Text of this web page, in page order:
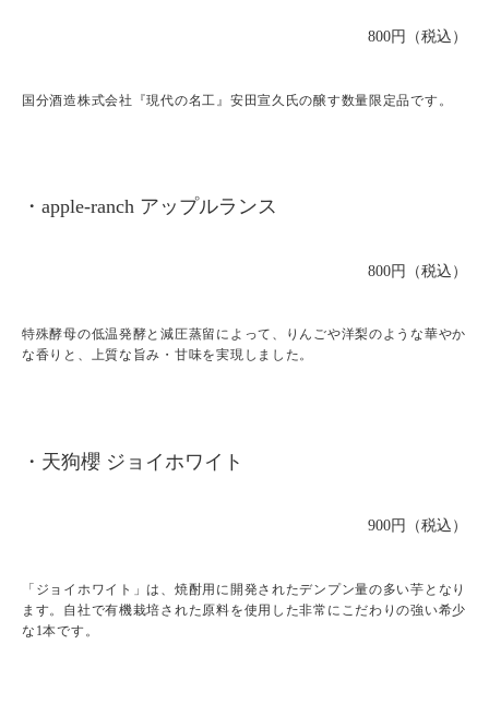
800円（税込）
国分酒造株式会社『現代の名工』安田宣久氏の醸す数量限定品です。
・apple-ranch アップルランス
800円（税込）
特殊酵母の低温発酵と減圧蒸留によって、りんごや洋梨のような華やか
な香りと、上質な旨み・甘味を実現しました。
・天狗櫻 ジョイホワイト
900円（税込）
「ジョイホワイト」は、焼酎用に開発されたデンプン量の多い芋となり
ます。自社で有機栽培された原料を使用した非常にこだわりの強い希少
な1本です。